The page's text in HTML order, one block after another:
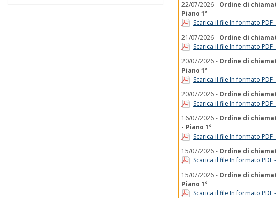
22/07/2026 - Ordine di
Piano 1°
Scarica il file In formato PDF
21/07/2026 - Ordine di
Scarica il file In formato PDF
20/07/2026 - Ordine di
Piano 1°
Scarica il file In formato PDF
20/07/2026 - Ordine di
Scarica il file In formato PDF
16/07/2026 - Ordine di
- Piano 1°
Scarica il file In formato PDF
15/07/2026 - Ordine di
Scarica il file In formato PDF
15/07/2026 - Ordine di
Piano 1°
Scarica il file In formato PDF